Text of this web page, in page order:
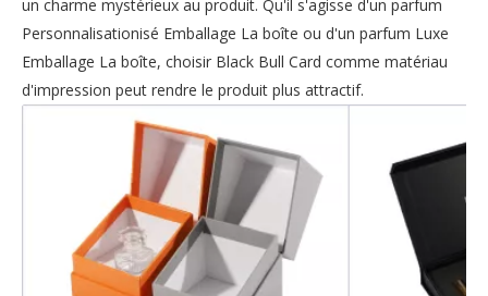
un charme mystérieux au produit. Qu'il s'agisse d'un parfum
Personnalisationisé Emballage La boîte ou d'un parfum Luxe
Emballage La boîte, choisir Black Bull Card comme matériau
d'impression peut rendre le produit plus attractif.